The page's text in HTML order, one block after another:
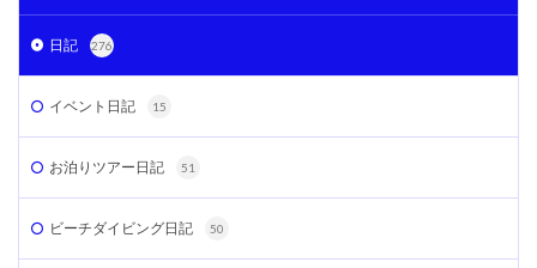
日記 276
イベント日記 15
お泊りツアー日記 51
ビーチダイビング日記 50